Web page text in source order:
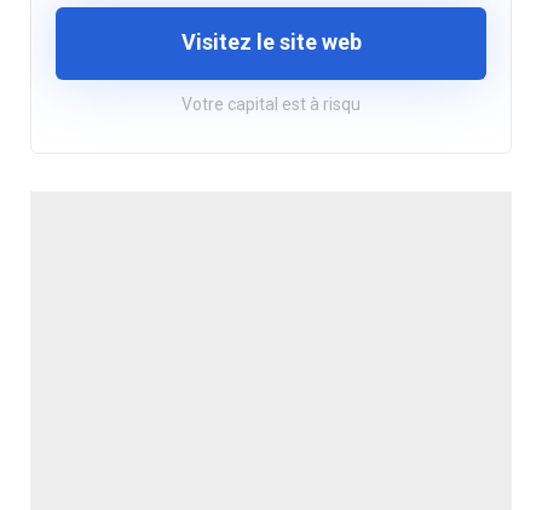
Visitez le site web
Votre capital est à risqu